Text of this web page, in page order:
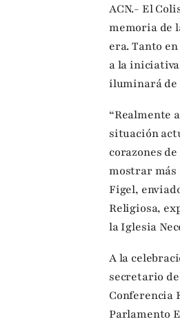
ACN.- El
memoria de
era. Tanto
a la
iluminará de
“Realmente
situación
corazones
mostrar más
Figel,
Religiosa,
la Iglesia
A la
secretario
Conferencia
Parlamento